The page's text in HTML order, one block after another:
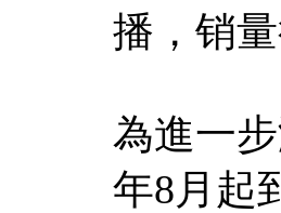
播，销
為進一
年8月起